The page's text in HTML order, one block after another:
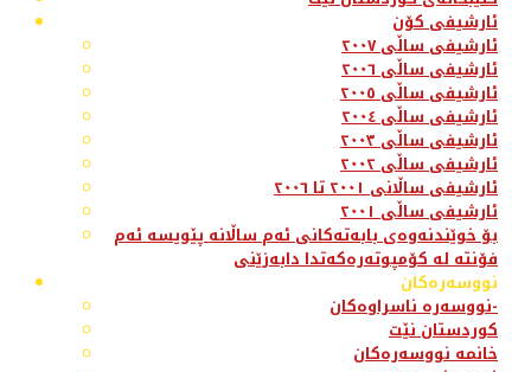
ئارشیفی کۆن
ئارشیفی ساڵی ٢٠٠٧
ئارشیفی ساڵی ٢٠٠٦
ئارشیفی ساڵی ٢٠٠٥
ئارشیفی ساڵی ٢٠٠٤
ئارشیفی ساڵی ٢٠٠٣
ئارشیفی ساڵی ٢٠٠٢
ئارشیفی ساڵانی ٢٠٠١ تا ٢٠٠٦
ئارشیفی ساڵی ٢٠٠١
بۆ خوێندنەوەی بابەتەکانی ئەم ساڵانە پێویسە ئەم
فۆنتە لە کۆمپوتەرەکەتدا دابەزێنی
نووسەرەکان
نووسەرە ناسراوەکان-
کوردستان نێت
خانمە نووسەرەکان